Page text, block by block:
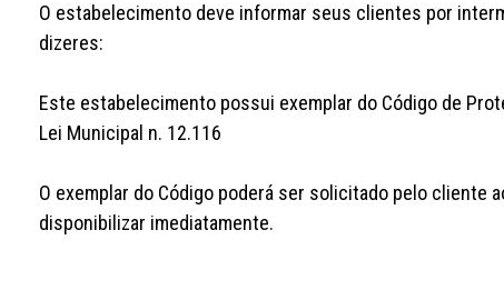
O estabelecimento deve informar seus clientes por
dizeres:
Este estabelecimento possui exemplar do Código de
Lei Municipal n. 12.116
O exemplar do Código poderá ser solicitado pelo cliente
disponibilizar imediatamente.